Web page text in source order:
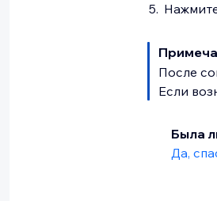
После
Если
Была
Да,